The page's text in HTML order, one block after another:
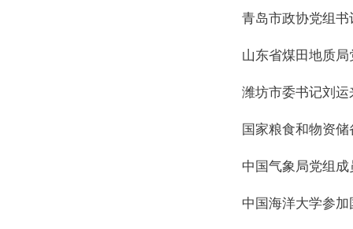
青岛市政协党组
山东省煤田地质
潍坊市委书记刘运
国家粮食和物资
中国气象局党组